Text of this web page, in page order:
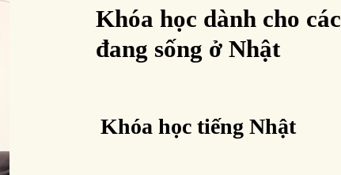
Khóa học dành cho
đang sống ở Nhật
Khóa học tiếng Nhật